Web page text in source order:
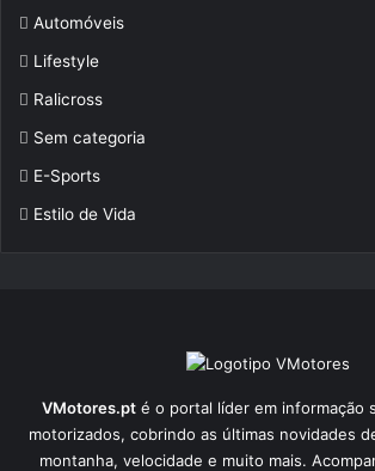
Automóveis
Lifestyle
Ralicross
Sem categoria
E-Sports
Estilo de Vida
VMotores.pt é o portal líder em informação
motorizados, cobrindo as últimas novidades
montanha, velocidade e muito mais.